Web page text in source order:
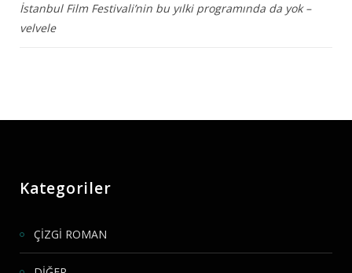
İstanbul Film Festivali’nin bu yılki programında da yok –
velvele
Kategoriler
ÇİZGİ ROMAN